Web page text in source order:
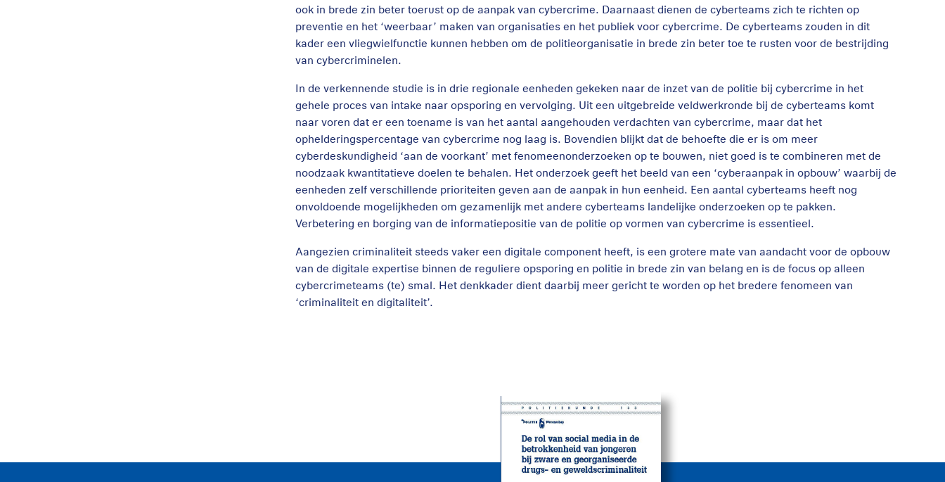
ook in brede zin beter toerust op de aanpak van cybercrime. Daarnaast dienen de cyberteams zich te richten op
preventie en het ‘weerbaar’ maken van organisaties en het publiek voor cybercrime. De cyberteams zouden in dit
kader een vliegwielfunctie kunnen hebben om de politieorganisatie in brede zin beter toe te rusten voor de bestrijding
van cybercriminelen.
In de verkennende studie is in drie regionale eenheden gekeken naar de inzet van de politie bij cybercrime in het
gehele proces van intake naar opsporing en vervolging. Uit een uitgebreide veldwerkronde bij de cyberteams komt
naar voren dat er een toename is van het aantal aangehouden verdachten van cybercrime, maar dat het
ophelderingspercentage van cybercrime nog laag is. Bovendien blijkt dat de behoefte die er is om meer
cyberdeskundigheid ‘aan de voorkant’ met fenomeenonderzoeken op te bouwen, niet goed is te combineren met de
noodzaak kwantitatieve doelen te behalen. Het onderzoek geeft het beeld van een ‘cyberaanpak in opbouw’ waarbij de
eenheden zelf verschillende prioriteiten geven aan de aanpak in hun eenheid. Een aantal cyberteams heeft nog
onvoldoende mogelijkheden om gezamenlijk met andere cyberteams landelijke onderzoeken op te pakken.
Verbetering en borging van de informatiepositie van de politie op vormen van cybercrime is essentieel.
Aangezien criminaliteit steeds vaker een digitale component heeft, is een grotere mate van aandacht voor de opbouw
van de digitale expertise binnen de reguliere opsporing en politie in brede zin van belang en is de focus op alleen
cybercrimeteams (te) smal. Het denkkader dient daarbij meer gericht te worden op het bredere fenomeen van
‘criminaliteit en digitaliteit’.
De rol van sociale
media bij de
betrokkenheid van
jongeren bij zware